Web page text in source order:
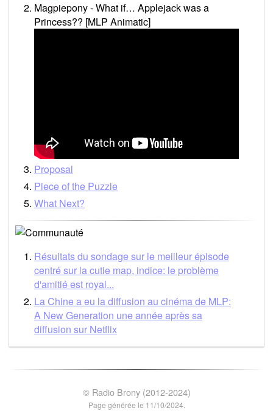
Magpiepony - What if… Applejack was a
Princess?? [MLP Animatic]
Proposal
Piece of the Puzzle
What Next?
Résultats du sondage sur le meilleur épisode
centré sur la cutie map, indice: le problème
d'amitié est royal...
La Chine a eu la diffusion au cinéma de MLP:
A New Generation une année après sa
diffusion sur Netflix
© Radio Brony (2012-2024)
Page générée le 11/10/2024.